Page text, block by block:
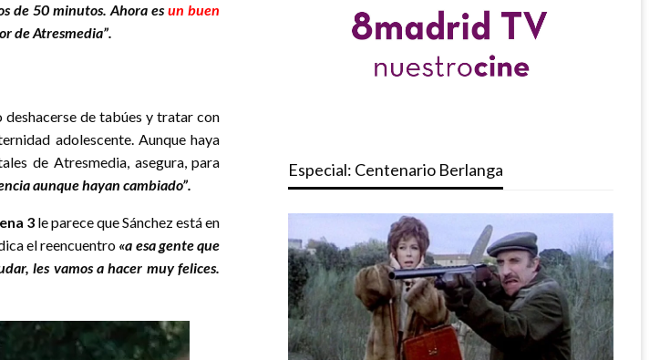
de 50 minutos. Ahora esun buen
de Atresmedia”.
de tabúes y tratar con
adolescente. Aunque haya
de Atresmedia, asegura, para
aunque hayan cambiado”.
3 le parece que Sánchez está en
el reencuentro «a esa gente que
les vamos a hacer muy felices.
Especial: Centenario Berlanga